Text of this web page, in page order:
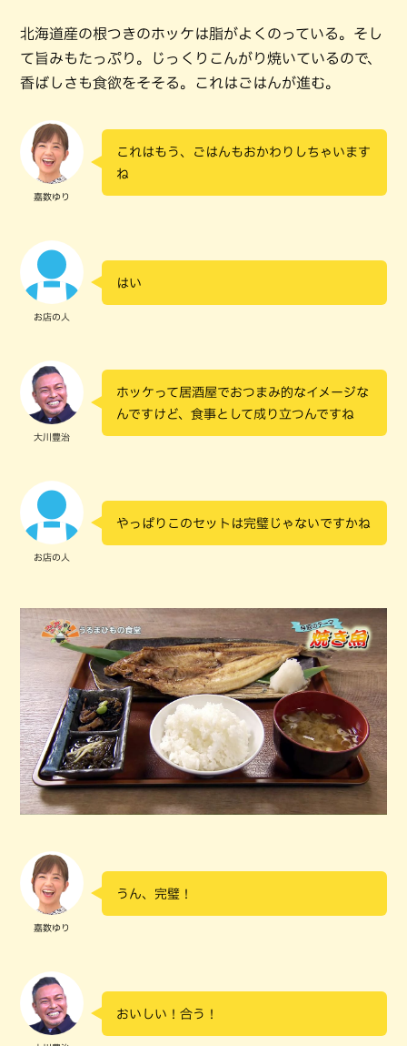
北海道産の根つきのホッケは脂がよくのっている。そし
て旨みもたっぷり。じっくりこんがり焼いているので、
香ばしさも食欲をそそる。これはごはんが進む。
嘉数ゆり
これはもう、ごはんもおかわりしちゃいます
ね
お店の人
はい
大川豊治
ホッケって居酒屋でおつまみ的なイメージな
んですけど、食事として成り立つんですね
お店の人
やっぱりこのセットは完璧じゃないですかね
嘉数ゆり
うん、完璧！
おいしい！合う！